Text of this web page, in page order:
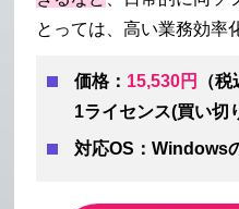
とっては、高い業務効率
価格： 15,530円
（
1ライセンス(買い切
対応OS：Windows